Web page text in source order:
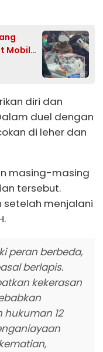
Mobil
diri dan
duel dengan
di leher dan
masing-masing
tersebut.
setelah menjalani
peran berbeda,
berlapis.
kekerasan
12